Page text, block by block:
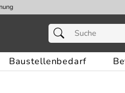
Baustellenbedarf